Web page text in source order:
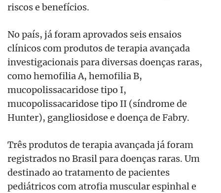
riscos e benefícios.
No país, já foram aprovados seis ensaios
clínicos com produtos de terapia avançada
investigacionais para diversas doenças raras,
como hemofilia A, hemofilia B,
mucopolissacaridose tipo I,
mucopolissacaridose tipo II (síndrome de
Hunter), gangliosidose e doença de Fabry.
Três produtos de terapia avançada já foram
registrados no Brasil para doenças raras. Um
destinado ao tratamento de pacientes
pediátricos com atrofia muscular espinhal e